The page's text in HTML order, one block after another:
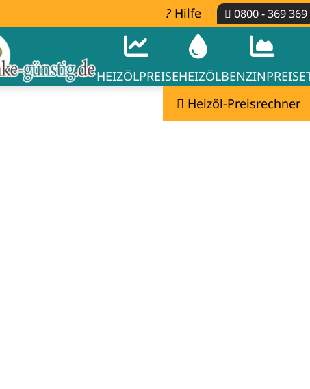
Hilfe 0800 - 369 369
HEIZÖLPREISEHEIZÖLBENZINPREISE
Heizöl-Preisrechner